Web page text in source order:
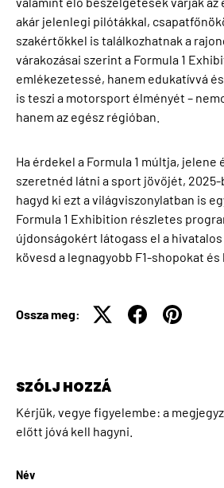
akár jelenlegi pilótákkal,
szakértőkkel is találkozhatnak a
várakozásai szerint a Formula 1
emlékezetessé, hanem edukatívvá
is teszi a motorsport élményét –
hanem az egész régióban.
Ha érdekel a Formula 1 múltja, jelene
szeretnéd látni a sport jövőjét,
hagyd ki ezt a világviszonylatban is
Formula 1 Exhibition részletes
újdonságokért látogass el a
kövesd a legnagyobb F1-shopokat
Ossza meg:
SZÓLJ HOZZÁ
Kérjük, vegye figyelembe: a
előtt jóvá kell hagyni.
Név